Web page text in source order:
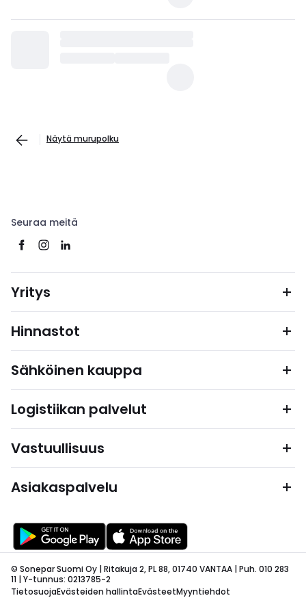
Näytä murupolku
Seuraa meitä
Yritys
Hinnastot
Sähköinen kauppa
Logistiikan palvelut
Vastuullisuus
Asiakaspalvelu
© Sonepar Suomi Oy | Ritakuja 2, PL 88, 01740 VANTAA | Puh. 010 283
11 | Y-tunnus: 0213785-2
TietosuojaEvästeiden hallintaEvästeetMyyntiehdot